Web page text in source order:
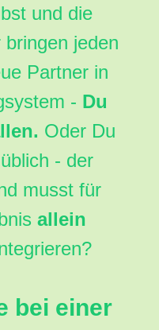
und die
jeden
Partner in
- Du
Oder Du
- der
musst für
allein
bei einer